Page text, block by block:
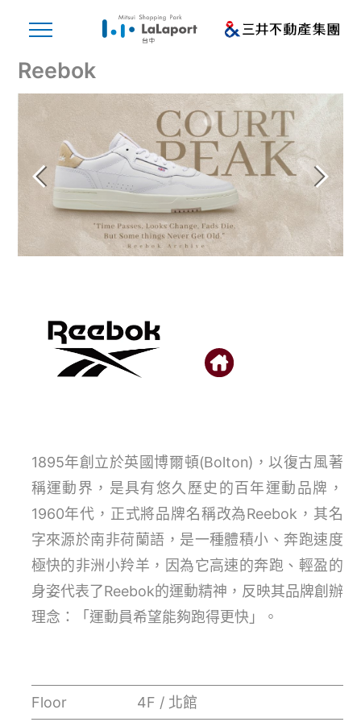
Reebok
1895年創立於英國博爾頓(Bolton)，以復古風著
稱運動界，是具有悠久歷史的百年運動品牌，
1960年代，正式將品牌名稱改為Reebok，其名
字來源於南非荷蘭語，是一種體積小、奔跑速度
極快的非洲小羚羊，因為它高速的奔跑、輕盈的
身姿代表了Reebok的運動精神，反映其品牌創辦
理念：「運動員希望能夠跑得更快」。
Floor 4F / 北館